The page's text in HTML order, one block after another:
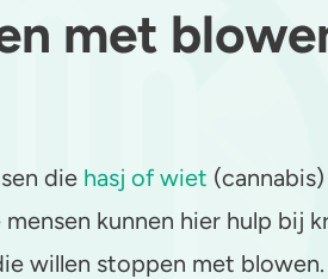
LSD
4-FA
Poppers
minderen
verslaving
met
die hasj of wiet
kunnen hier hulp bij
willen stoppen met